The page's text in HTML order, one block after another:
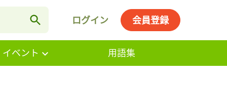
ログイン 会員登録
ベント 用語集